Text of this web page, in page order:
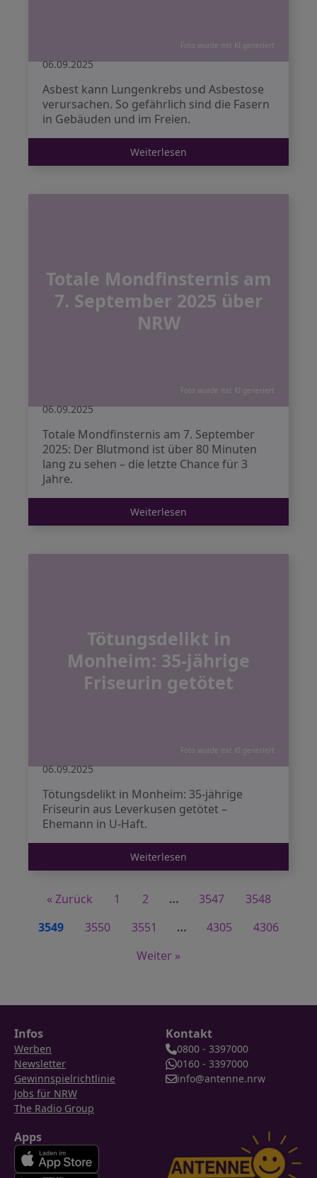
Foto wurde mit KI generiert
06.09.2025
Asbest kann Lungenkrebs und Asbestose
verursachen. So gefährlich sind die Fasern
in Gebäuden und im Freien.
Weiterlesen
Totale Mondfinsternis am
7. September 2025 über
NRW
Foto wurde mit KI generiert
06.09.2025
Totale Mondfinsternis am 7. September
2025: Der Blutmond ist über 80 Minuten
lang zu sehen – die letzte Chance für 3
Jahre.
Weiterlesen
Tötungsdelikt in
Monheim: 35-jährige
Friseurin getötet
Foto wurde mit KI generiert
06.09.2025
Tötungsdelikt in Monheim: 35-jährige
Friseurin aus Leverkusen getötet –
Ehemann in U-Haft.
Weiterlesen
« Zurück 1 2 … 3547
3548
3549
3550 3551 … 4305
4306
Weiter »
Infos
Werben
Newsletter
Gewinnspielrichtlinie
Jobs für NRW
The Radio Group
Kontakt
0800 - 3397000
0160 - 3397000
info@antenne.nrw
Apps